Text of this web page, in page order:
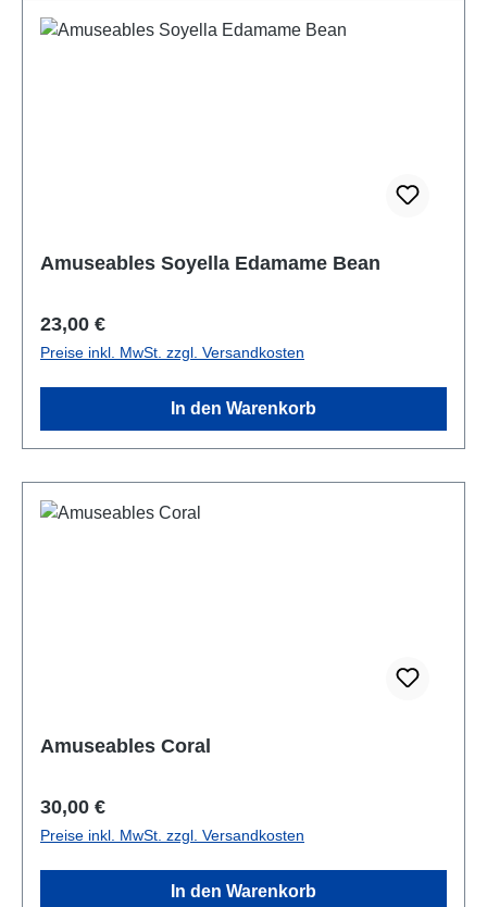
Amuseables Soyella Edamame Bean
Regulärer Preis:
23,00 €
Preise inkl. MwSt. zzgl. Versandkosten
In den Warenkorb
Amuseables Coral
Regulärer Preis:
30,00 €
Preise inkl. MwSt. zzgl. Versandkosten
In den Warenkorb